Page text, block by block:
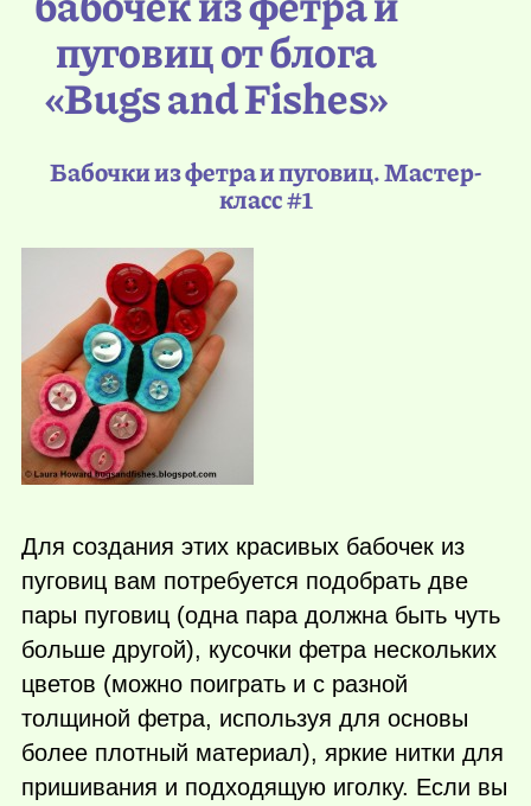
пуговиц от блога
«Bugs and Fishes»
Бабочки из фетра и пуговиц. Мастер-
класс #1
Для создания этих красивых бабочек из
пуговиц вам потребуется подобрать две
пары пуговиц (одна пара должна быть чуть
больше другой), кусочки фетра нескольких
цветов (можно поиграть и с разной
толщиной фетра, используя для основы
более плотный материал), яркие нитки для
пришивания и подходящую иголку. Если вы